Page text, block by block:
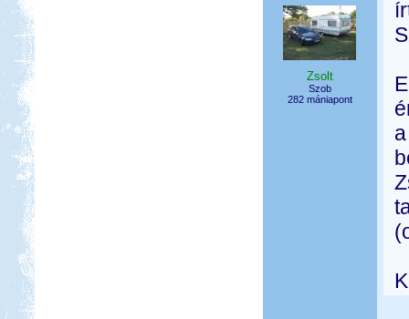
Zsolt
Szob
282 mániapont